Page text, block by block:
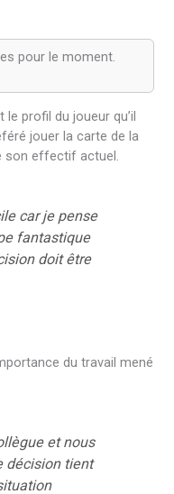
pour le moment.
profil du joueur qu’il
jouer la carte de la
son effectif actuel.
car je pense
fantastique
doit être
du travail mené
et nous
décision tient